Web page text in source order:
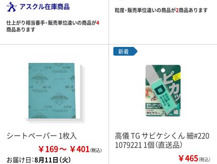
アスクル在庫商品
仕上がり相当番手・販売単位違いの商品が4
商品あります
粒度・販売単位違いの商品が2商品あります
シートペーパー 1枚入
￥169 ￥401
お届け日：8月11日（火）
新着
高儀 TG サビケシくん 細#220
1079221 1個（直送品）
￥465（税込）